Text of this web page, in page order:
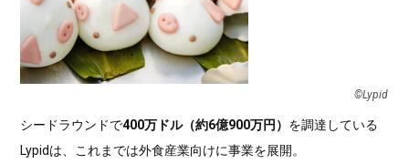
©︎Lypid
シードラウンドで400万ドル（約6億900万円） を調達している
Lypidは、これまでは外食産業向けに事業を展開。